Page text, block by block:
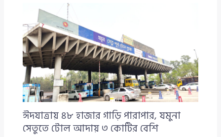
ঈদযাত্রায় ৪৮ হাজার গাড়ি পারাপার, যমুনা
সেতুতে টোল আদায় ৩ কোটির বেশি